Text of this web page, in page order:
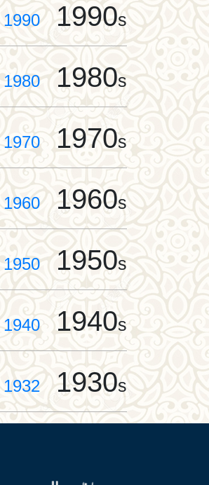
1990s
1990
1980s
1980
1970s
1970
1960s
1960
1950s
1950
1940s
1940
1930s
1932